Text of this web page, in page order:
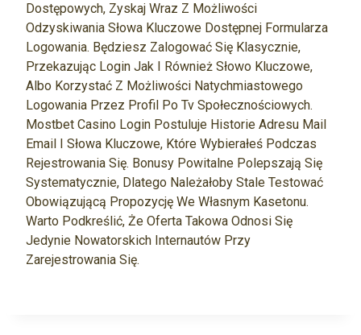
Dostępowych, Zyskaj Wraz Z Możliwości
Odzyskiwania Słowa Kluczowe Dostępnej Formularza
Logowania. Będziesz Zalogować Się Klasycznie,
Przekazując Login Jak I Również Słowo Kluczowe,
Albo Korzystać Z Możliwości Natychmiastowego
Logowania Przez Profil Po Tv Społecznościowych.
Mostbet Casino Login Postuluje Historie Adresu Mail
Email I Słowa Kluczowe, Które Wybierałeś Podczas
Rejestrowania Się. Bonusy Powitalne Polepszają Się
Systematycznie, Dlatego Należałoby Stale Testować
Obowiązującą Propozycję We Własnym Kasetonu.
Warto Podkreślić, Że Oferta Takowa Odnosi Się
Jedynie Nowatorskich Internautów Przy
Zarejestrowania Się.